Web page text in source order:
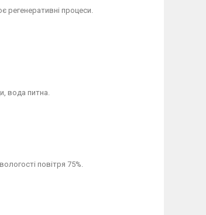
регенеративні процеси.
вода питна.
повітря 75%.